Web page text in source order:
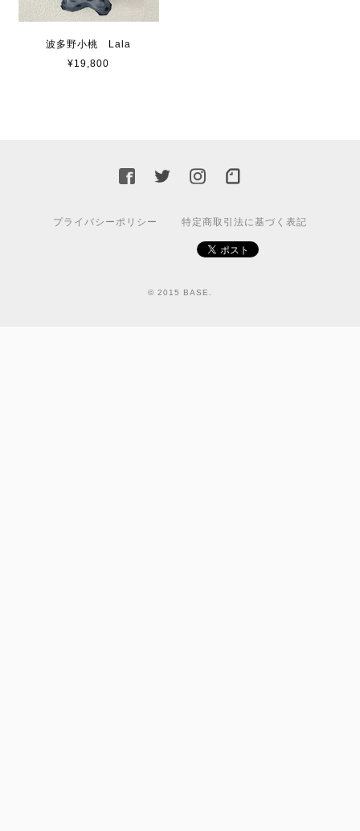
波多野小桃 Lala
¥19,800
プライバシーポリシー 特定商取引法に基づく表記
© 2015 BASE.